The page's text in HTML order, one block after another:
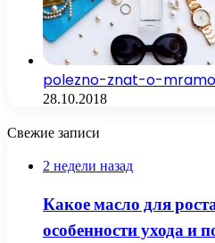
polezno-znat-o-
28.10.2018
Свежие записи
2 недели назад
Какое масло для
особенности ухода и